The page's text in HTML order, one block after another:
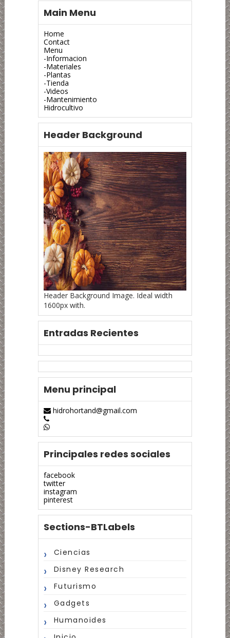
Main Menu
Home
Contact
Menu
-Informacion
-Materiales
-Plantas
-Tienda
-Videos
-Mantenimiento
Hidrocultivo
Header Background
Header Background Image. Ideal width
1600px with.
Entradas Recientes
Menu principal
hidrohortand@gmail.com
Principales redes sociales
facebook
twitter
instagram
pinterest
Sections-BTLabels
Ciencias
Disney Research
Futurismo
Gadgets
Humanoides